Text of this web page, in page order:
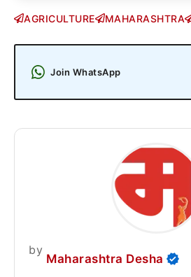
AGRICULTURE MAHARASHTRA
Join WhatsApp
by
Maharashtra Desha